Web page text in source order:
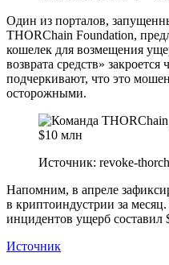
Один из порталов,
THORChain Foundation,
кошелек для возмещения
возврата средств»
подчеркивают, что это
осторожными.
Источник: revoke-
Напомним, в апреле
в криптоиндустрии за месяц.
инцидентов ущерб составил
Источник